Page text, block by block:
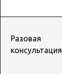
Разовая
консультация